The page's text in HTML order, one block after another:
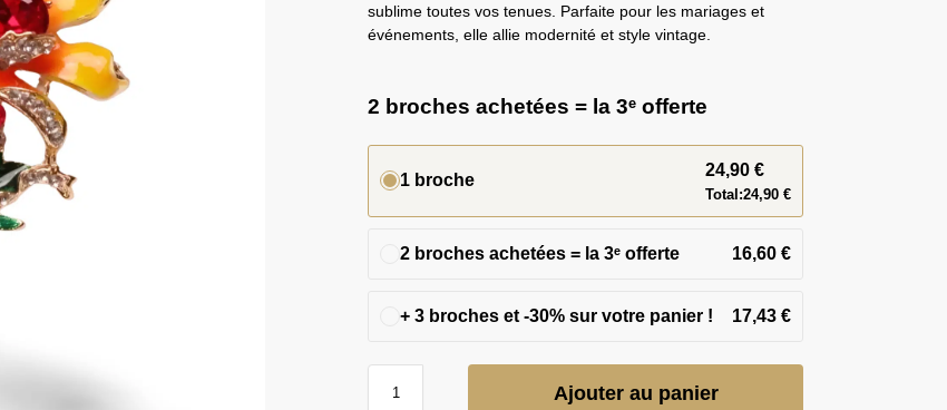
sublime toutes vos tenues. Parfaite pour les mariages et
événements, elle allie modernité et style vintage.
2 broches achetées = la 3ᵉ offerte
1 broche
24,90€
Total:24,90€
2 broches achetées = la 3ᵉ offerte 16,60€
17,43€
Ajouter au panier